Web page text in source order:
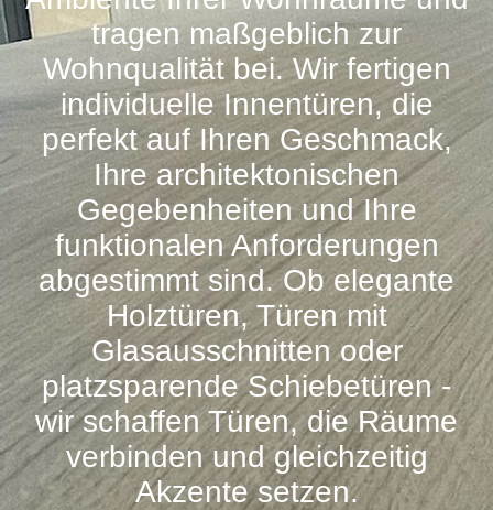
tragen maßgeblich zur
Wohnqualität bei. Wir fertigen
individuelle Innentüren, die
perfekt auf Ihren Geschmack,
Ihre architektonischen
Gegebenheiten und Ihre
funktionalen Anforderungen
abgestimmt sind. Ob elegante
Holztüren, Türen mit
Glasausschnitten oder
platzsparende Schiebetüren -
wir schaffen Türen, die Räume
verbinden und gleichzeitig
Akzente setzen.